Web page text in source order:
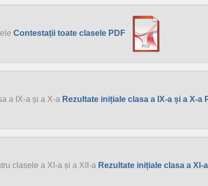
Contestații toate clasele PDF
a IX-a și a X-a Rezultate inițiale clasa a IX-a și a X-a
clasele a XI-a și a XII-a Rezultate inițiale clasa a XI-